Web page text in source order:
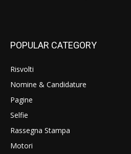
POPULAR CATEGORY
Risvolti
Nomine & Candidature
Pagine
Selfie
Rassegna Stampa
Motori